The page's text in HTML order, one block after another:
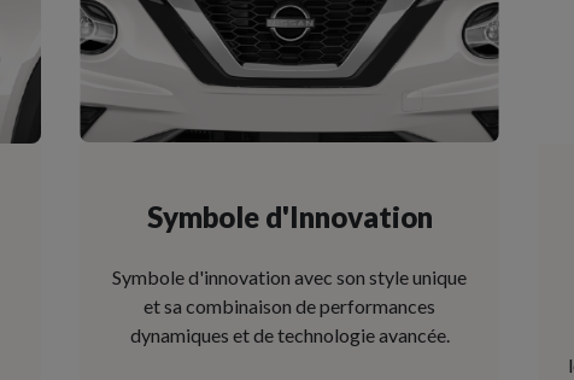
Symbole d'Innovation
Symbole d'innovation avec son style unique
et sa combinaison de performances
dynamiques et de technologie avancée.